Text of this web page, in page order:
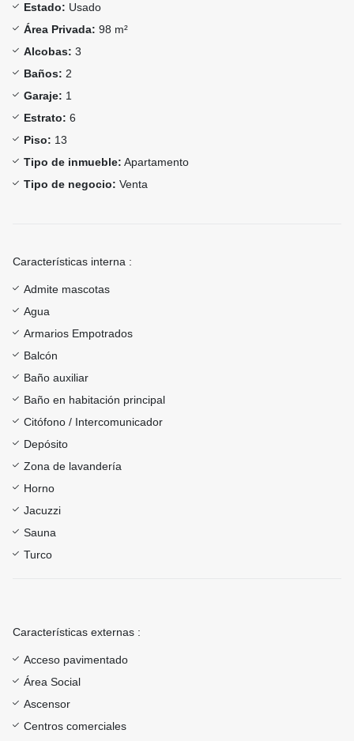
Estado: Usado
Área Privada: 98 m²
Alcobas: 3
Baños: 2
Garaje: 1
Estrato: 6
Piso: 13
Tipo de inmueble: Apartamento
Tipo de negocio: Venta
Características interna :
Admite mascotas
Agua
Armarios Empotrados
Balcón
Baño auxiliar
Baño en habitación principal
Citófono / Intercomunicador
Depósito
Zona de lavandería
Horno
Jacuzzi
Sauna
Turco
Características externas :
Acceso pavimentado
Área Social
Ascensor
Centros comerciales